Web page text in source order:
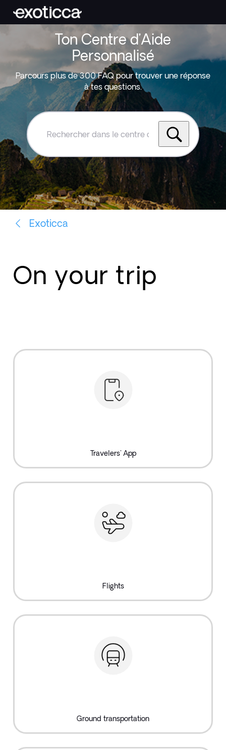
Ton Centre d’Aide
Personnalisé
Parcours plus de 300 FAQ pour trouver une réponse
à tes questions.
Rechercher
le
centre
d'aide
Exoticca
Exoticca
On your trip
Travelers' App
Flights
Ground transportation